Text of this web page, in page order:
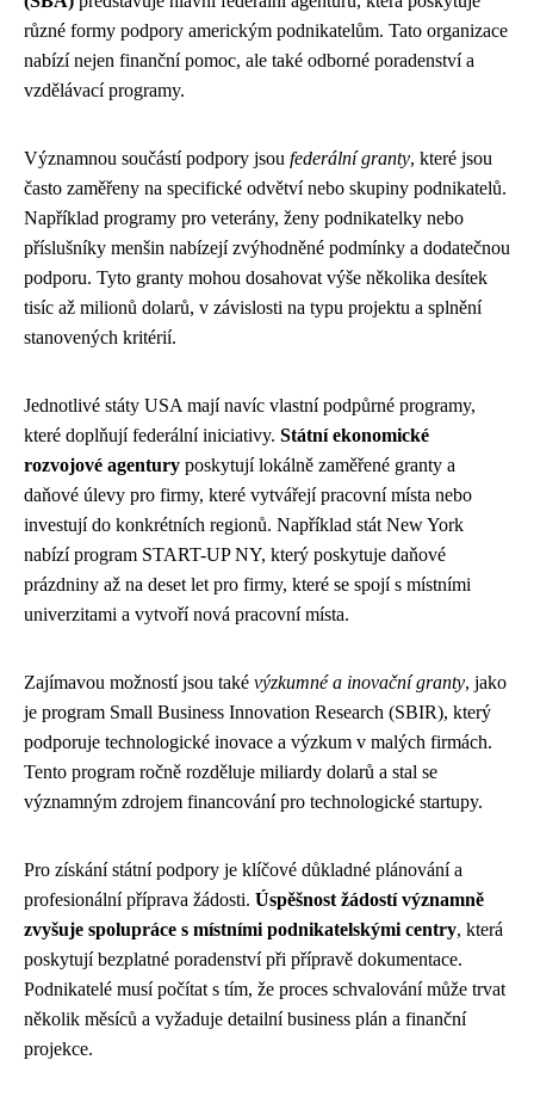
různé formy podpory americkým podnikatelům. Tato organizace
nabízí nejen finanční pomoc, ale také odborné poradenství a
vzdělávací programy.
Významnou součástí podpory jsou federální granty, které jsou
často zaměřeny na specifické odvětví nebo skupiny podnikatelů.
Například programy pro veterány, ženy podnikatelky nebo
příslušníky menšin nabízejí zvýhodněné podmínky a dodatečnou
podporu. Tyto granty mohou dosahovat výše několika desítek
tisíc až milionů dolarů, v závislosti na typu projektu a splnění
stanovených kritérií.
Jednotlivé státy USA mají navíc vlastní podpůrné programy,
které doplňují federální iniciativy. Státní ekonomické
rozvojové agentury poskytují lokálně zaměřené granty a
daňové úlevy pro firmy, které vytvářejí pracovní místa nebo
investují do konkrétních regionů. Například stát New York
nabízí program START-UP NY, který poskytuje daňové
prázdniny až na deset let pro firmy, které se spojí s místními
univerzitami a vytvoří nová pracovní místa.
Zajímavou možností jsou také výzkumné a inovační granty, jako
je program Small Business Innovation Research (SBIR), který
podporuje technologické inovace a výzkum v malých firmách.
Tento program ročně rozděluje miliardy dolarů a stal se
významným zdrojem financování pro technologické startupy.
Pro získání státní podpory je klíčové důkladné plánování a
profesionální příprava žádosti. Úspěšnost žádostí významně
zvyšuje spolupráce s místními podnikatelskými centry, která
poskytují bezplatné poradenství při přípravě dokumentace.
Podnikatelé musí počítat s tím, že proces schvalování může trvat
několik měsíců a vyžaduje detailní business plán a finanční
projekce.